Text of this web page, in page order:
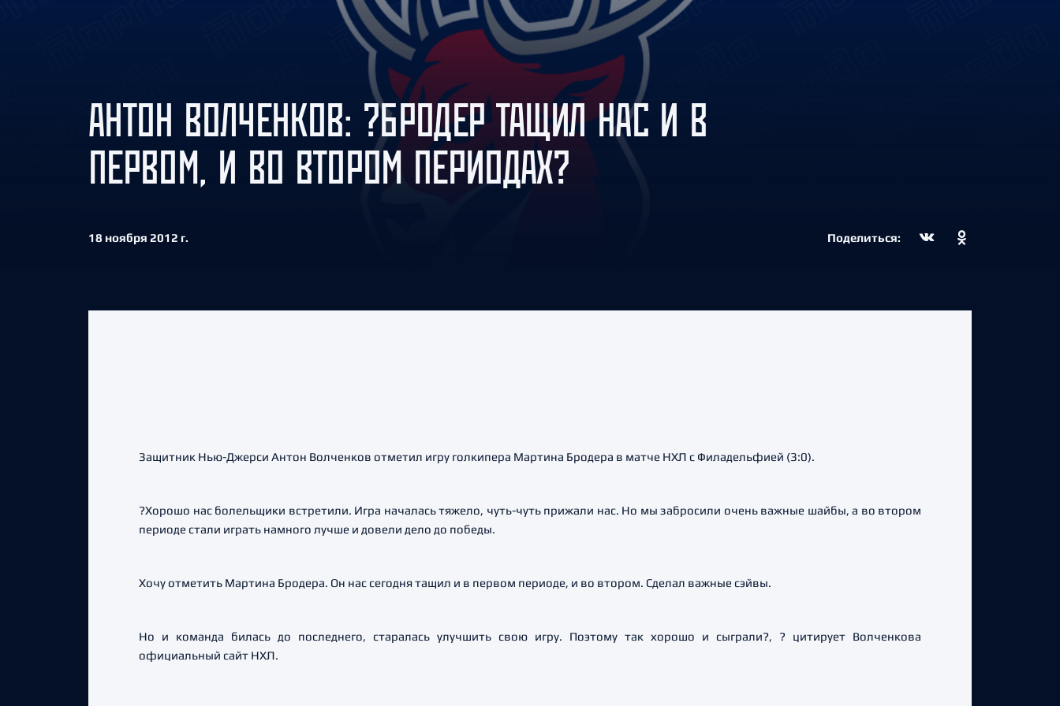
Амур
Барыс
Салават Юлаев
Сибирь
АНТОН ВОЛЧЕНКОВ: ?БРОДЕР ТАЩИЛ НАС И В
ПЕРВОМ, И ВО ВТОРОМ ПЕРИОДАХ?
18 ноября 2012 г. Поделиться:
Защитник Нью-Джерси Антон Волченков отметил игру голкипера Мартина Бродера в матче НХЛ с Филадельфией (3:0).
?Хорошо нас болельщики встретили. Игра началась тяжело, чуть-чуть прижали нас. Но мы забросили очень важные шайбы, а во втором
периоде стали играть намного лучше и довели дело до победы.
Хочу отметить Мартина Бродера. Он нас сегодня тащил и в первом периоде, и во втором. Сделал важные сэйвы.
Но и команда билась до последнего, старалась улучшить свою игру. Поэтому так хорошо и сыграли?, ? цитирует Волченкова
официальный сайт НХЛ.